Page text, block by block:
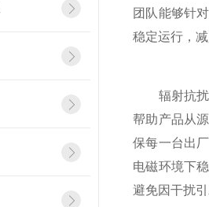
团队能够针
稳定运行，
辐射抗扰度
帮助产品从
保每一台出
电磁环境下
避免因干扰